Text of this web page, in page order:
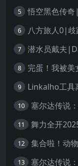
5 悟空黑色传
6 八方旅人0|
7 潜水员戴夫
8 完蛋！我被
9 Linkalho工具
10
11 舞力全开
12
13